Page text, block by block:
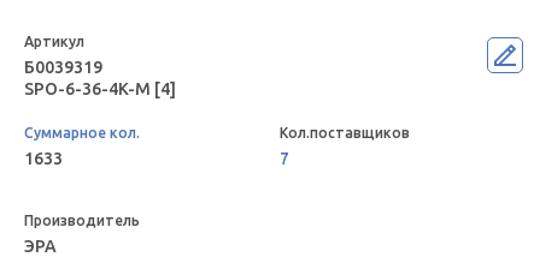
Б0039319
SPO-6-36-4K-M [4]
1633 7
ЭРА